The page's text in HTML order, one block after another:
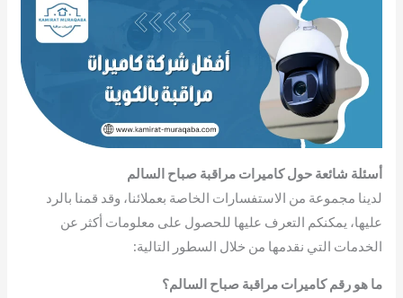
أسئلة شائعة حول كاميرات مراقبة صباح السالم
لدينا مجموعة من الاستفسارات الخاصة بعملائنا، وقد قمنا بالرد
عليها، يمكنكم التعرف عليها للحصول على معلومات أكثر عن
الخدمات التي نقدمها من خلال السطور التالية:
ما هو رقم كاميرات مراقبة صباح السالم؟